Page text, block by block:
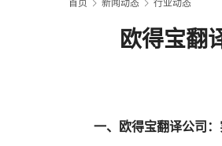
首页 新闻动态 行业动态
欧得宝翻
一、欧得宝翻译公司